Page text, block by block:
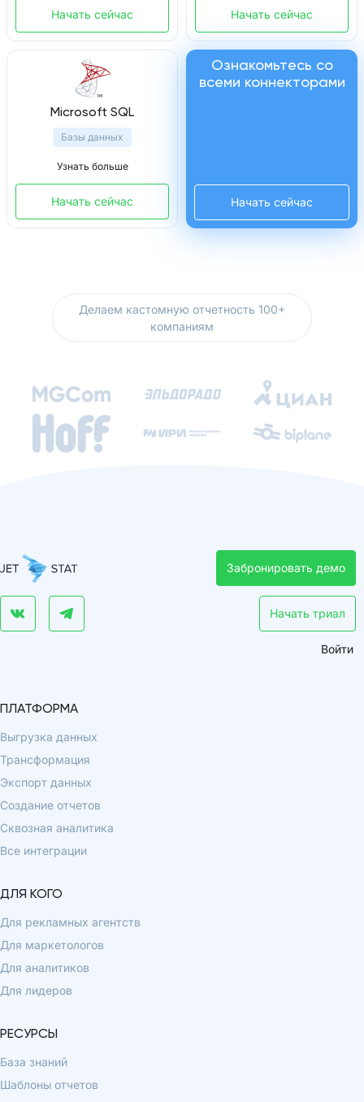
Начать сейчас Начать сейчас
Microsoft SQL
Базы данных
Узнать больше
Начать сейчас
Ознакомьтесь со
всеми коннекторами
Начать сейчас
Делаем кастомную отчетность 100+
компаниям
Забронировать демо
Начать триал
Войти
ПЛАТФОРМА
Выгрузка данных
Трансформация
Экспорт данных
Создание отчетов
Сквозная аналитика
Все интеграции
ДЛЯ КОГО
Для рекламных агентств
Для маркетологов
Для аналитиков
Для лидеров
РЕСУРСЫ
База знаний
Шаблоны отчетов